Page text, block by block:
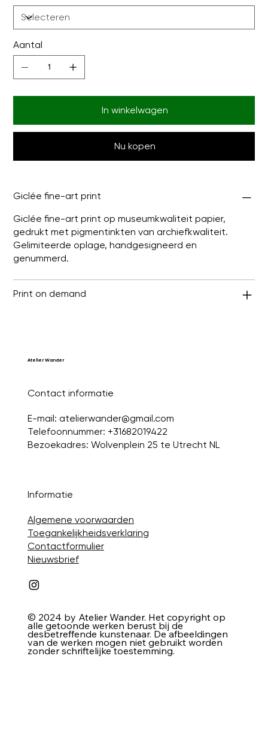
Aantal
In winkelwagen
Nu kopen
Giclée fine-art print
Giclée fine-art print op museumkwaliteit papier,
gedrukt met pigmentinkten van archiefkwaliteit.
Gelimiteerde oplage, handgesigneerd en
genummerd.
Print on demand
Atelier Wander
Contact informatie
E-mail: atelierwander@gmail.com
Telefoonnummer: +31682019422
Bezoekadres: Wolvenplein 25 te Utrecht NL
Informatie
Algemene voorwaarden
Toegankelijkheidsverklaring
Contactformulier
Nieuwsbrief
© 2024 by Atelier Wander. Het copyright op
alle getoonde werken berust bij de
desbetreffende kunstenaar. De afbeeldingen
van de werken mogen niet gebruikt worden
zonder schriftelijke toestemming.